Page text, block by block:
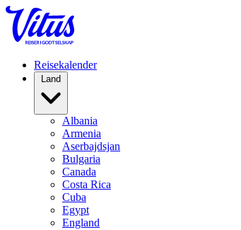
Reisekalender
Albania
Armenia
Aserbajdsjan
Bulgaria
Canada
Costa Rica
Cuba
Egypt
England